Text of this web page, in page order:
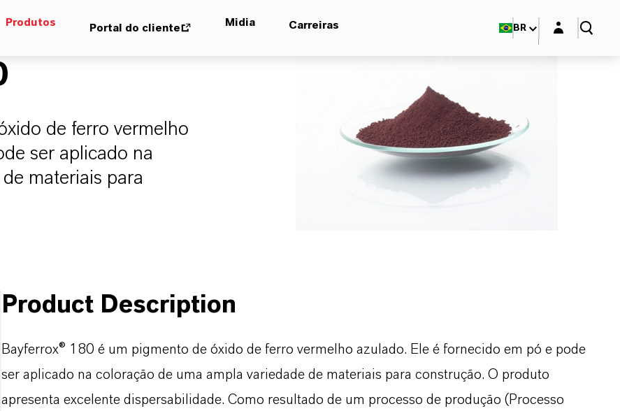
Produtos Portal do cliente Midia Carreiras BR Login layer
de ferro vermelho
ser aplicado na
materiais para
Product Description
Bayferrox® 180 é um pigmento de óxido de ferro vermelho azulado. Ele é fornecido em pó e pode
ser aplicado na coloração de uma ampla variedade de materiais para construção. O produto
apresenta excelente dispersabilidade. Como resultado de um processo de produção (Processo